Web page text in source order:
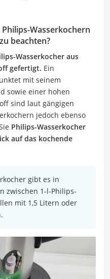
Wasserkochern
beachten?
Wasserkocher aus
gefertigt. Ein
mit seinem
sowie einer hohen
sind laut gängigen
jedoch ebenso
Philips-Wasserkocher
auf das kochende
gibt es in
zwischen 1-l-Philips-
mit 1,5 Litern oder